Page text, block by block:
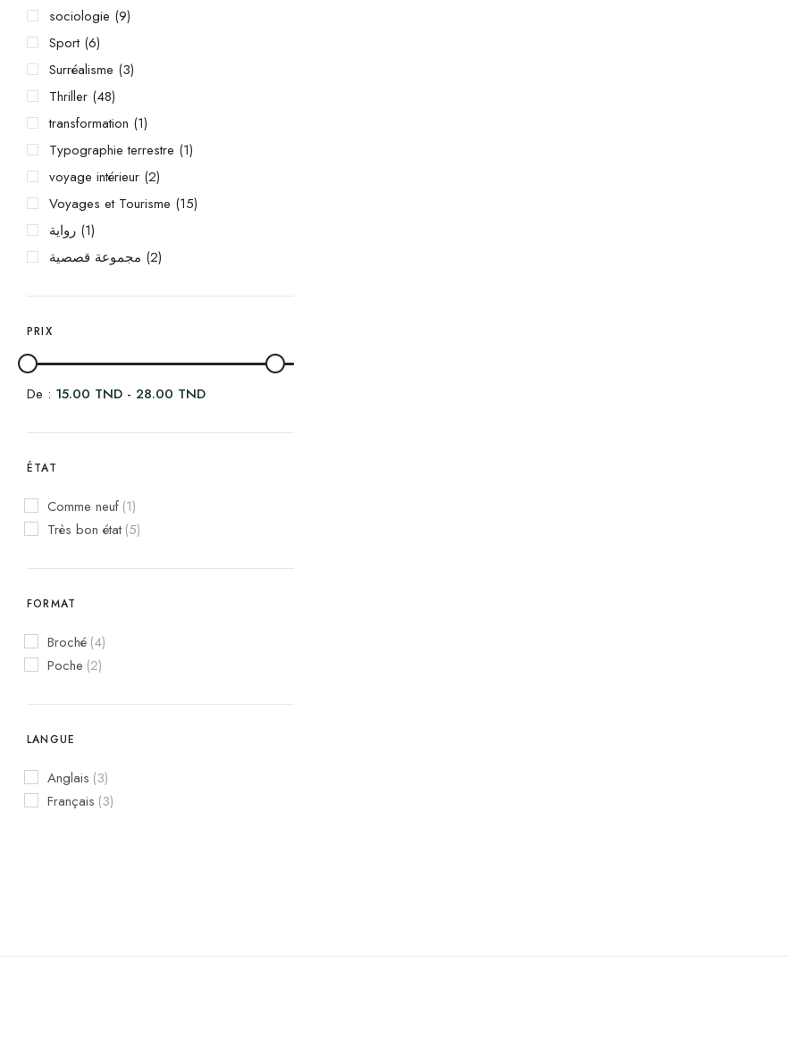
sociologie (9)
Sport (6)
Surréalisme (3)
Thriller (48)
transformation (1)
Typographie terrestre (1)
voyage intérieur (2)
Voyages et Tourisme (15)
رواية (1)
مجموعة قصصية (2)
PRIX
De : 15.00 TND - 28.00 TND
ÉTAT
Comme neuf (1)
Très bon état (5)
FORMAT
Broché (4)
Poche (2)
LANGUE
Anglais (3)
Français (3)